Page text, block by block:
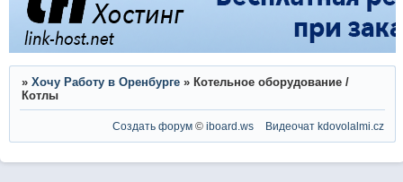
» Хочу Работу в Оренбурге » Котельное оборудование /
Котлы
Создать форум ©iboard.ws Видеочат kdovolalmi.cz